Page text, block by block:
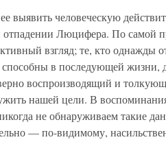
выявить человеческую
Люцифера. По самой
взгляд; те, кто однажды
в последующей жизни,
воспроизводящий и
нашей цели. В
не обнаруживаем такие
— по-видимому,